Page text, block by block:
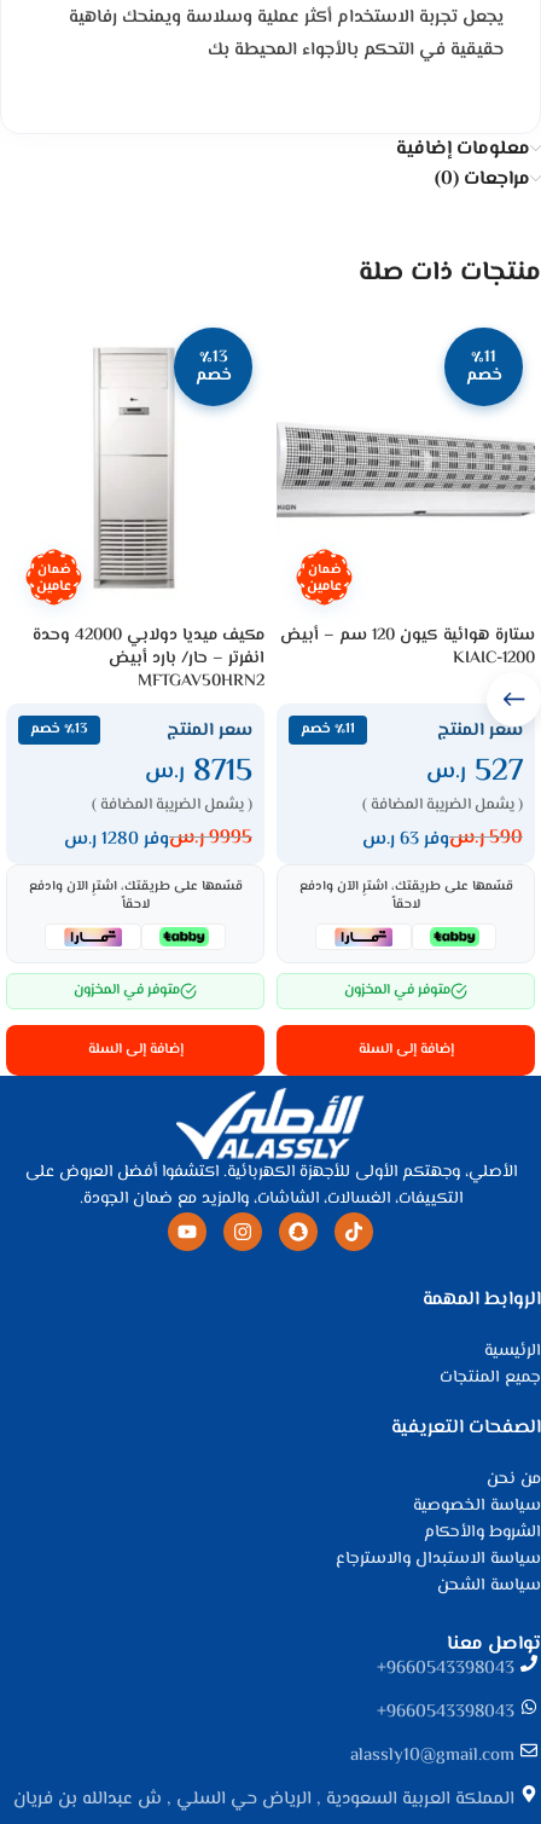
يجعل تجربة الاستخدام أكثر عملية وسلاسة ويمنحك رفاهية
حقيقية في التحكم بالأجواء المحيطة بك
معلومات إضافية
مراجعات (0)
منتجات ذات صلة
٪11
خصم
ضمان
عامين
ستارة هوائية كيون 120 سم – أبيض
KIAIC-1200
سعر المنتج ٪11 خصم
527 ر.س
( يشمل الضريبة المضافة )
590ر.سوفر 63 ر.س
قسّمها على طريقتك، اشترِ الآن وادفع
لاحقاً
متوفر في المخزون
إضافة إلى السلة
٪13
خصم
ضمان
عامين
مكيف ميديا دولابي 42000 وحدة
انفرتر – حار/ بارد أبيض
MFTGAV50HRN2
سعر المنتج ٪13 خصم
8715 ر.س
( يشمل الضريبة المضافة )
9995ر.سوفر 1280 ر.س
قسّمها على طريقتك، اشترِ الآن وادفع
لاحقاً
متوفر في المخزون
إضافة إلى السلة
الأصلي، وجهتكم الأولى للأجهزة الكهربائية. اكتشفوا أفضل العروض على
التكييفات، الغسالات، الشاشات، والمزيد مع ضمان الجودة.
الروابط المهمة
الرئيسية
جميع المنتجات
الصفحات التعريفية
من نحن
سياسة الخصوصية
الشروط والأحكام
سياسة الاستبدال والاسترجاع
سياسة الشحن
تواصل معنا
9660543398043⁩+
9660543398043⁩+
alassly10@gmail.com
المملكة العربية السعودية , الرياض حي السلي , ش عبدالله بن فريان